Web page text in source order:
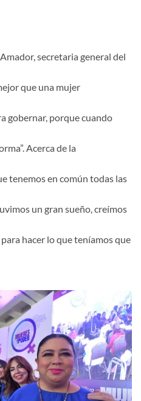
secretaria general del
que una mujer
gobernar, porque cuando
Acerca de la
tenemos en común todas las
un gran sueño, creímos
hacer lo que teníamos que